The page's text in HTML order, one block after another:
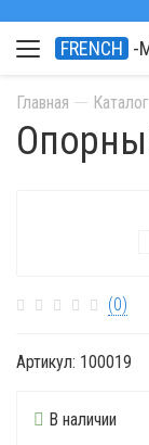
FRENCH -
Главная Каталог
(0)
Артикул: 100019
В наличии